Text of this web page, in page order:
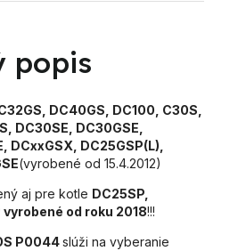
popis
DC40GS, DC100, C30S,
DC30SE, DC30GSE,
DCxxGSX, DC25GSP(L),
(vyrobené od 15.4.2012)
aj pre kotle DC25SP,
vyrobené od roku 2018!!!
P0044slúži na vyberanie